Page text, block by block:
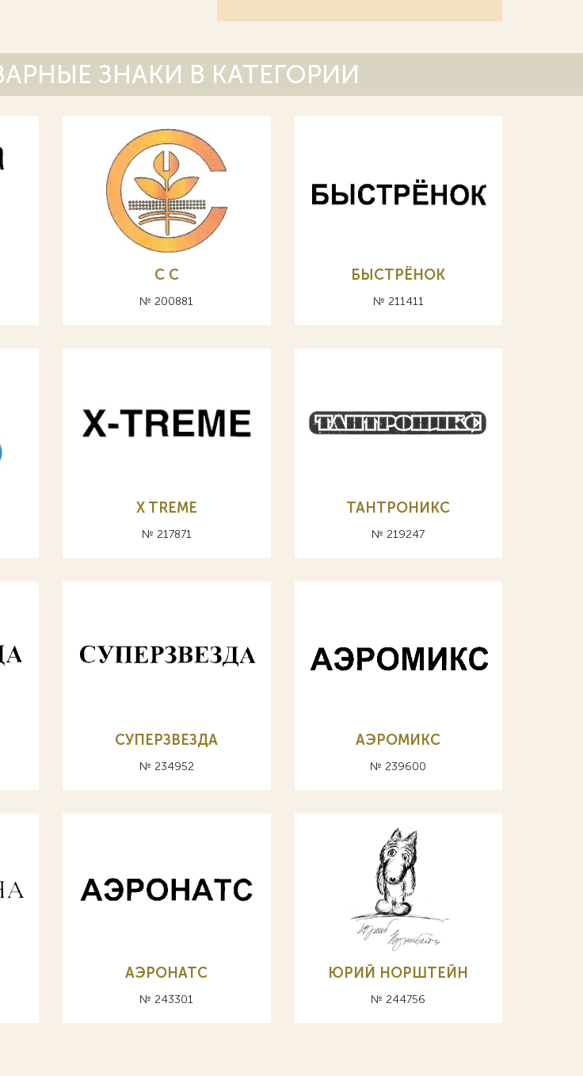
ЗНАКИ В КАТЕГОРИИ
С C
№ 200881
БЫСТРЁНОК
№ 211411
X TREME
№ 217871
ТАНТРОНИКС
№ 219247
СУПЕРЗВЕЗДА
№ 234952
АЭРОМИКС
№ 239600
АЭРОНАТС
№ 243301
ЮРИЙ НОРШТЕЙН
№ 244756